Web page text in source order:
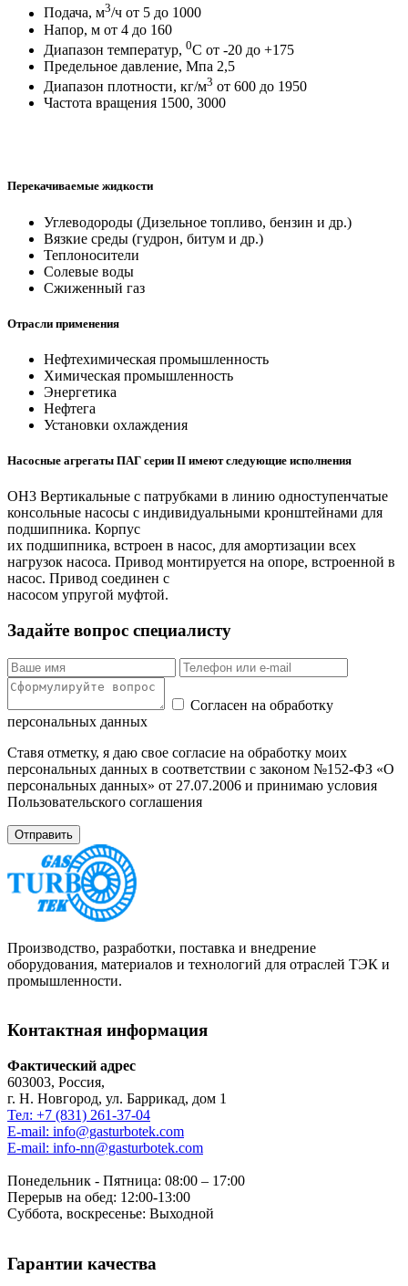
Подача, м3/ч от 5 до 1000
Напор, м от 4 до 160
Диапазон температур, 0С от -20 до +175
Предельное давление, Мпа 2,5
Диапазон плотности, кг/м3 от 600 до 1950
Частота вращения 1500, 3000
Перекачиваемые жидкости
Углеводороды (Дизельное топливо, бензин и др.)
Вязкие среды (гудрон, битум и др.)
Теплоносители
Солевые воды
Сжиженный газ
Отрасли применения
Нефтехимическая промышленность
Химическая промышленность
Энергетика
Нефтега
Установки охлаждения
Насосные агрегаты ПАГ серии II имеют следующие исполнения
ОН3 Вертикальные с патрубками в линию одноступенчатые
консольные насосы с индивидуальными кронштейнами для
подшипника. Корпус
их подшипника, встроен в насос, для амортизации всех
нагрузок насоса. Привод монтируется на опоре, встроенной в
насос. Привод соединен с
насосом упругой муфтой.
Задайте вопрос специалисту
Согласен на обработку
персональных данных
Ставя отметку, я даю свое согласие на обработку моих
персональных данных в соответствии с законом №152-ФЗ «О
персональных данных» от 27.07.2006 и принимаю условия
Пользовательского соглашения
Производство, разработки, поставка и внедрение
оборудования, материалов и технологий для отраслей ТЭК и
промышленности.
Контактная информация
Фактический адрес
603003, Россия,
г. Н. Новгород, ул. Баррикад, дом 1
Тел: +7 (831) 261-37-04
E-mail: info@gasturbotek.com
E-mail: info-nn@gasturbotek.com
Понедельник - Пятница: 08:00 – 17:00
Перерыв на обед: 12:00-13:00
Суббота, воскресенье: Выходной
Гарантии качества